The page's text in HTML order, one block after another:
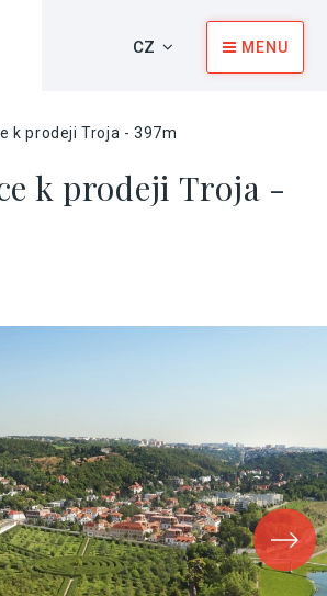
CZ MENU
k prodeji Troja - 397m
k prodeji Troja -